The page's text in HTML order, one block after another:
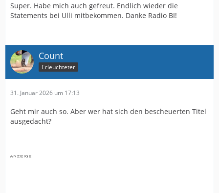
Super. Habe mich auch gefreut. Endlich wieder die
Statements bei Ulli mitbekommen. Danke Radio BI!
Count
Erleuchteter
31. Januar 2026 um 17:13
Geht mir auch so. Aber wer hat sich den bescheuerten Titel
ausgedacht?